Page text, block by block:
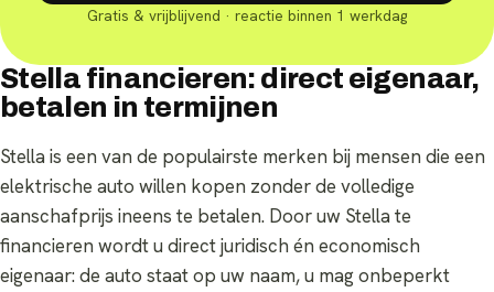
Gratis & vrijblijvend · reactie binnen 1 werkdag
Stella financieren: direct eigenaar,
betalen in termijnen
Stella is een van de populairste merken bij mensen die een
elektrische auto willen kopen zonder de volledige
aanschafprijs ineens te betalen. Door uw Stella te
financieren wordt u direct juridisch én economisch
eigenaar: de auto staat op uw naam, u mag onbeperkt